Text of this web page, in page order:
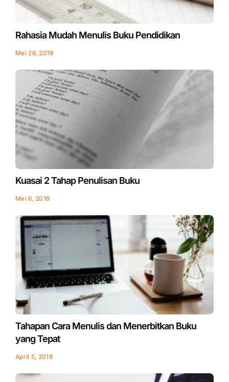
Rahasia Mudah Menulis Buku Pendidikan
Mei 26, 2019
Kuasai 2 Tahap Penulisan Buku
Mei 6, 2019
Tahapan Cara Menulis dan Menerbitkan Buku
yang Tepat
April 5, 2019